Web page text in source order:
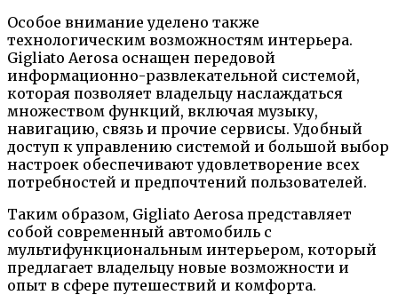
Особое внимание уделено также
технологическим возможностям интерьера.
Gigliato Aerosa оснащен передовой
информационно-развлекательной системой,
которая позволяет владельцу наслаждаться
множеством функций, включая музыку,
навигацию, связь и прочие сервисы. Удобный
доступ к управлению системой и большой выбор
настроек обеспечивают удовлетворение всех
потребностей и предпочтений пользователей.
Таким образом, Gigliato Aerosa представляет
собой современный автомобиль с
мультифункциональным интерьером, который
предлагает владельцу новые возможности и
опыт в сфере путешествий и комфорта.